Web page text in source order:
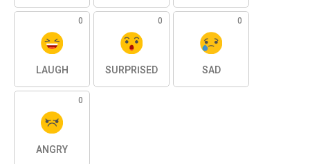
0
LAUGH
0
SURPRISED
0
SAD
0
ANGRY